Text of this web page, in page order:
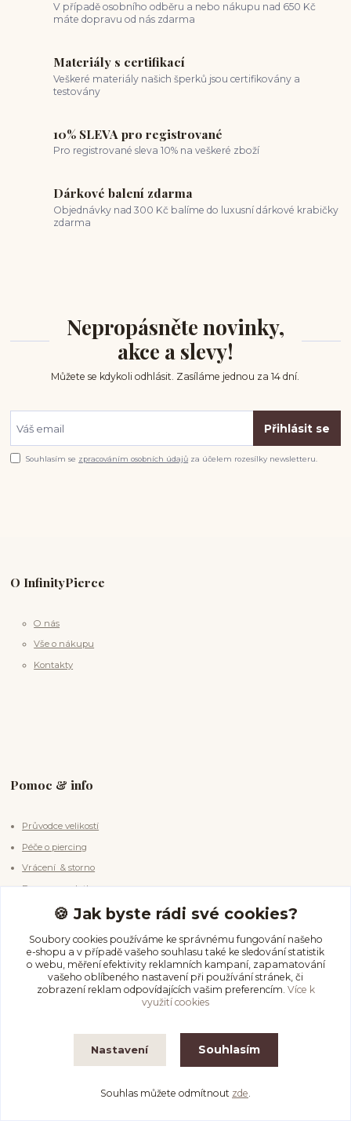
V případě osobního odběru a nebo nákupu nad 650 Kč
máte dopravu od nás zdarma
Materiály s certifikací
Veškeré materiály našich šperků jsou certifikovány a
testovány
10% SLEVA pro registrované
Pro registrované sleva 10% na veškeré zboží
Dárkové balení zdarma
Objednávky nad 300 Kč balíme do luxusní dárkové krabičky
zdarma
Nepropásněte novinky,
akce a slevy!
Můžete se kdykoli odhlásit. Zasíláme jednou za 14 dní.
Přihlásit se
Souhlasím se zpracováním osobních údajů za účelem rozesílky newsletteru.
O InfinityPierce
O nás
Vše o nákupu
Kontakty
Pomoc & info
Průvodce velikostí
Péče o piercing
Vrácení & storno
Doprava a platba
Kde nás najdete
Na Olmovci 1454
🍪 Jak byste rádi své cookies?
Soubory cookies používáme ke správnému fungování našeho
e-shopu a v případě vašeho souhlasu také ke sledování statistik
o webu, měření efektivity reklamních kampaní, zapamatování
vašeho oblíbeného nastavení při používání stránek, či
zobrazení reklam odpovídajících vašim preferencím. Více k
využití cookies
Nastavení Souhlasím
Souhlas můžete odmítnout zde